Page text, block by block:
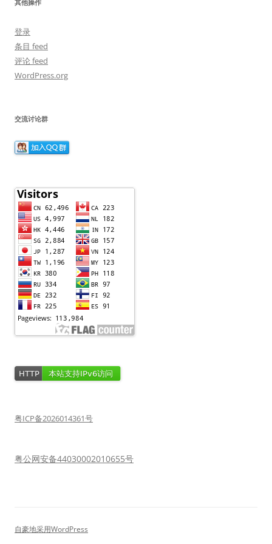
其他操作
登录
条目 feed
评论 feed
WordPress.org
交流讨论群
粤ICP备2026014361号
粤公网安备44030002010655号
自豪地采用WordPress